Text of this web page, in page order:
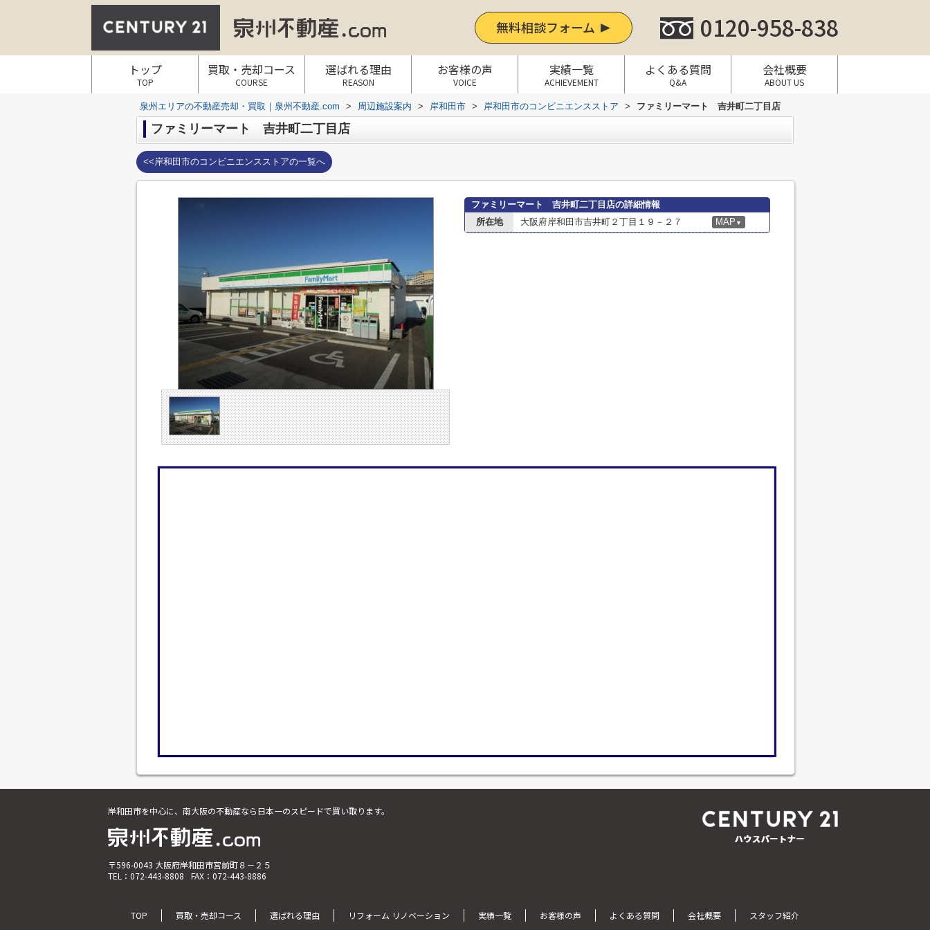
無料相談フォーム 0120-958-838
トップ
TOP
買取・売却コース
COURSE
選ばれる理由
REASON
お客様の声
VOICE
実績一覧
ACHIEVEMENT
よくある質問
Q&A
会社概要
ABOUT US
泉州エリアの不動産売却・買取｜泉州不動産.com > 周辺施設案内 > 岸和田市 > 岸和田市のコンビニエンスストア > ファミリーマート 吉井町二丁目店
ファミリーマート 吉井町二丁目店
<<岸和田市のコンビニエンスストアの一覧へ
ファミリーマート 吉井町二丁目店の詳細情報
所在地
大阪府岸和田市吉井町２丁目１９－２７ MAP ▼
岸和田市を中心に、南大阪の不動産なら日本一のスピードで買い取ります。
〒596-0043 大阪府岸和田市宮前町８－２５
TEL：072-443-8808
FAX：072-443-8886
TOP 買取・売却コース 選ばれる理由 リフォーム リノベーション 実績一覧 お客様の声 よくある質問 会社概要 スタッフ紹介